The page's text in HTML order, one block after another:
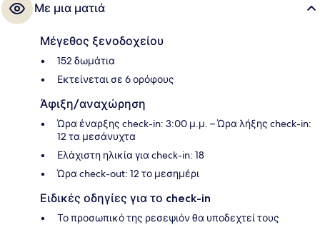
Με μια ματιά
Μέγεθος ξενοδοχείου
152 δωμάτια
Εκτείνεται σε 6 ορόφους
Άφιξη/αναχώρηση
Ώρα έναρξης check-in: 3:00 μ.μ. – Ώρα λήξης check-in:
12 τα μεσάνυχτα
Ελάχιστη ηλικία για check-in: 18
Ώρα check-out: 12 το μεσημέρι
Ειδικές οδηγίες για το check-in
Το προσωπικό της ρεσεψιόν θα υποδεχτεί τους